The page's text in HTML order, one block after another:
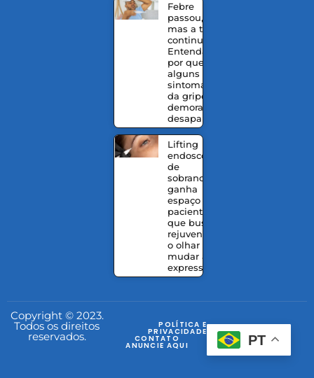
Febre
passou,
mas a tosse
continua?
Entenda
por que
alguns
sintomas
da gripe
demoram a
desaparecer
Lifting
endoscópico
de
sobrancelhas
ganha
espaço entre
pacientes
que buscam
rejuvenescer
o olhar sem
mudar a
expressão
Copyright © 2023.
Todos os direitos
reservados.
POLÍTICA E
PRIVACIDADE
CONTATO
ANUNCIE AQUI PT